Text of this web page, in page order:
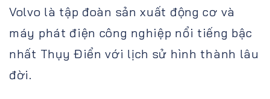
Volvo là tập đoàn sản xuất động cơ và
máy phát điện công nghiệp nổi tiếng bậc
nhất Thụy Điển với lịch sử hình thành lâu
đời.